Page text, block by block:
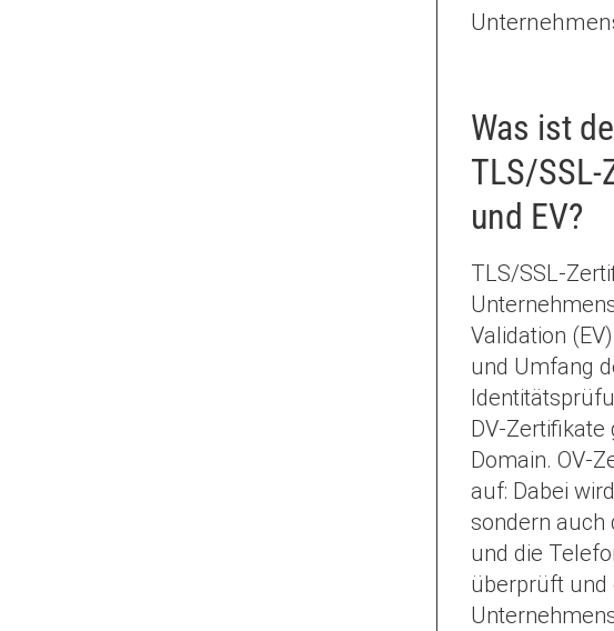
Was ist
TLS/SSL-
und EV?
TLS/SSL-
Validation
und Umfang
DV-
Domain. OV-
auf: Dabei
sondern auch
und die
überprüft und